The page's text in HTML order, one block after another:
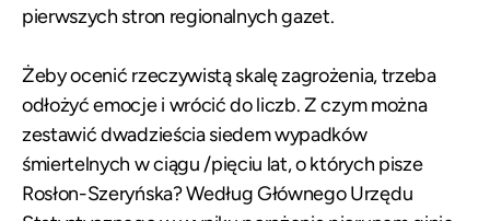
pierwszych stron regionalnych gazet.
Żeby ocenić rzeczywistą skalę zagrożenia, trzeba
odłożyć emocje i wrócić do liczb. Z czym można
zestawić dwadzieścia siedem wypadków
śmiertelnych w ciągu /pięciu lat, o których pisze
Rosłon-Szeryńska? Według Głównego Urzędu